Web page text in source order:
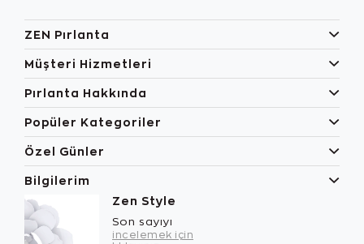
ZEN Pırlanta
Müşteri Hizmetleri
Pırlanta Hakkında
Popüler Kategoriler
Özel Günler
Bilgilerim
Zen Style
Son sayıyı
incelemek için